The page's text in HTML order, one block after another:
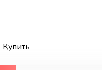
Купить